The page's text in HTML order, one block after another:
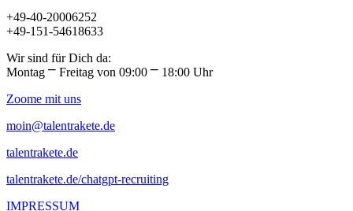
+49-40-20006252
+49-151-54618633
Wir sind für Dich da:
Montag ⎻ Freitag von 09:00 ⎻ 18:00 Uhr
Zoome mit uns
moin@talentrakete.de
talentrakete.de
talentrakete.de/chatgpt-recruiting
IMPRESSUM